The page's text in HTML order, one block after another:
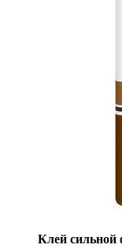
Клей